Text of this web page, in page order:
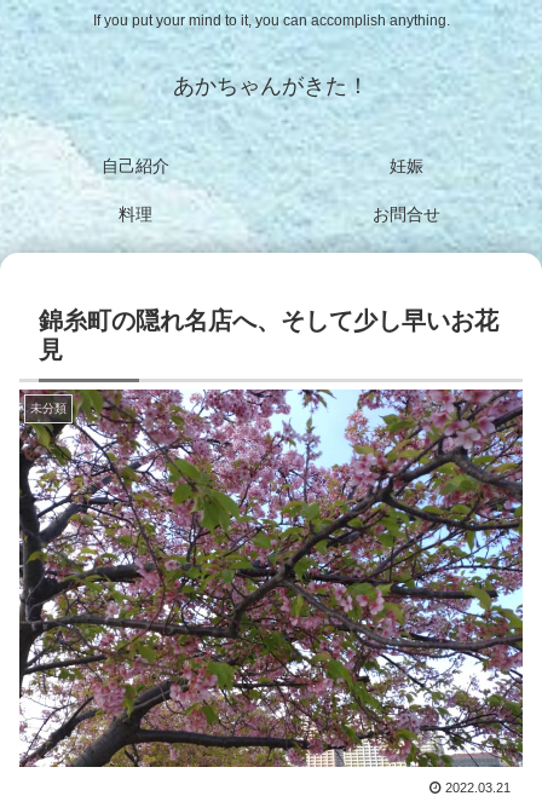
If you put your mind to it, you can accomplish anything.
あかちゃんがきた！
自己紹介 妊娠
料理 お問合せ
錦糸町の隠れ名店へ、そして少し早いお花
見
未分類
2022.03.21